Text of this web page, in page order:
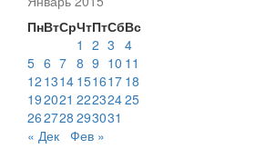
ПнВтСрЧтПтСбВс
1 2 3 4
5 6 7 8 9 10 11
12 1314 151617 18
192021 22232425
262728 293031
« Дек Фев »